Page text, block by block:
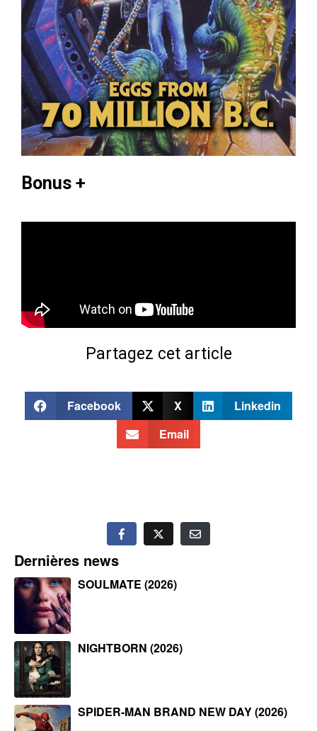
Bonus +
Partagez cet article
Facebook X
Linkedin
Email
Dernières news
SOULMATE (2026)
NIGHTBORN (2026)
SPIDER-MAN BRAND NEW DAY (2026)